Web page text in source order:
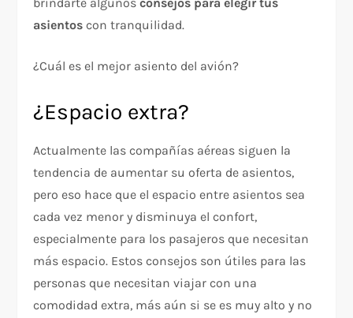
asientos con tranquilidad.
¿Cuál es el mejor asiento del avión?
¿Espacio extra?
Actualmente las compañías aéreas siguen la
tendencia de aumentar su oferta de asientos,
pero eso hace que el espacio entre asientos sea
cada vez menor y disminuya el confort,
especialmente para los pasajeros que necesitan
más espacio. Estos consejos son útiles para las
personas que necesitan viajar con una
comodidad extra, más aún si se es muy alto y no